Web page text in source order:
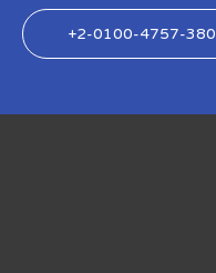
2-0100-4757-380+